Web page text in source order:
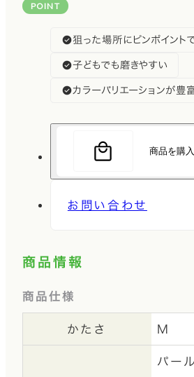
POINT
狙った場所にピンポイント
子どもでも磨きやすい
カラーバリエーションが豊
商品を購
お問い合わせ
商品情報
商品仕様
かたさ M
パー